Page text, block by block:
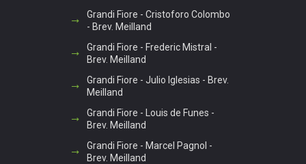
Grandi Fiore - Cristoforo Colombo
- Brev. Meilland
Grandi Fiore - Frederic Mistral -
Brev. Meilland
Grandi Fiore - Julio Iglesias - Brev.
Meilland
Grandi Fiore - Louis de Funes -
Brev. Meilland
Grandi Fiore - Marcel Pagnol -
Brev. Meilland